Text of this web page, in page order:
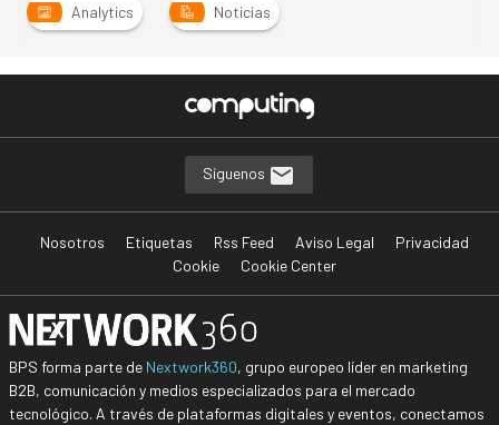
Analytics Noticias
Síguenos
Nosotros Etiquetas Rss Feed Aviso Legal
Privacidad
Cookie
Cookie Center
BPS forma parte de Nextwork360, grupo europeo líder en marketing
B2B, comunicación y medios especializados para el mercado
tecnológico. A través de plataformas digitales y eventos, conectamos